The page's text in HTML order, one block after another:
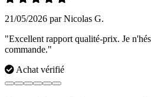
21/05/2026 par Nicolas G.
"Excellent rapport qualité-prix. Je
commande."
Achat vérifié